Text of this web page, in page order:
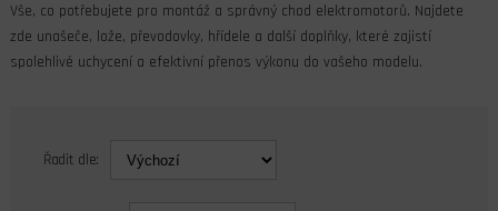
Vše, co potřebujete pro montáž a správný chod elektromotorů. Najdete
zde unašeče, lože, převodovky, hřídele a další doplňky, které zajistí
spolehlivé uchycení a efektivní přenos výkonu do vašeho modelu.
Řadit dle: